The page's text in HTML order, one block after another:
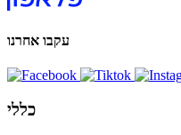
עקבו אחרנו
כללי